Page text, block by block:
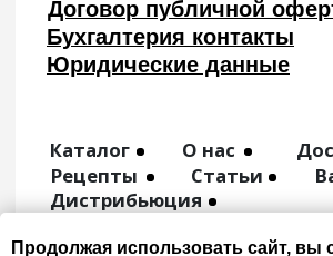
Продолжая использовать сайт, вы